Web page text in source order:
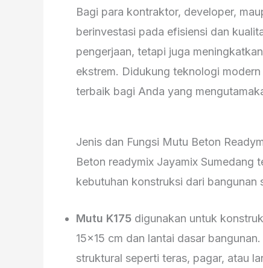
Bagi para kontraktor, developer,
berinvestasi pada efisiensi dan
pengerjaan, tetapi juga
ekstrem. Didukung teknologi
terbaik bagi Anda yang
Jenis dan Fungsi Mutu Beton
Beton readymix Jayamix Sumedang
kebutuhan konstruksi dari bangunan
Mutu K175 digunakan untuk
15×15 cm dan lantai dasar
struktural seperti teras, pagar, atau